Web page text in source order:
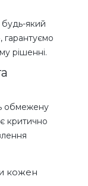
будь-який
гарантуємо
рішенні.
обмежену
критично
кожен